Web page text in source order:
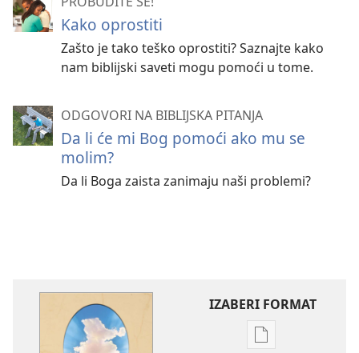
Kako oprostiti
Zašto je tako teško oprostiti? Saznajte kako
nam biblijski saveti mogu pomoći u tome.
ODGOVORI NA BIBLIJSKA PITANJA
Da li će mi Bog pomoći ako mu se
molim?
Da li Boga zaista zanimaju naši problemi?
IZABERI FORMAT
Formati